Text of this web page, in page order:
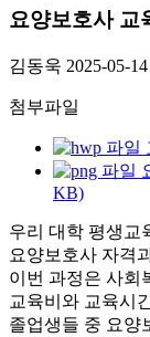
요양보호사 교
김동욱 2025-05-
첨부파일
KB)
우리 대학 평생교
요양보호사 자격
이번 과정은 사회
교육비와 교육시
졸업생들 중 요양